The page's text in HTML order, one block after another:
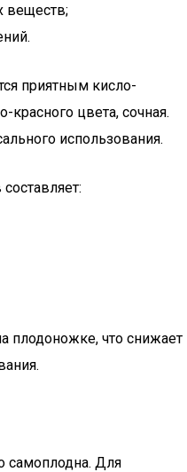
веществ;
приятным кисло-
цвета, сочная.
использования.
плодоножке, что снижает
самоплодна. Для